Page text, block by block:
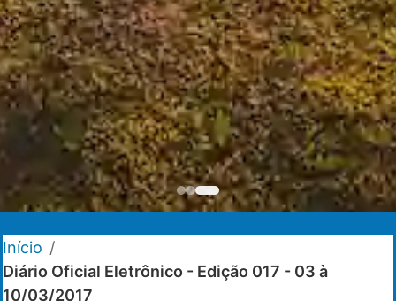
Início /
Diário Oficial Eletrônico - Edição 017 - 03 à
10/03/2017